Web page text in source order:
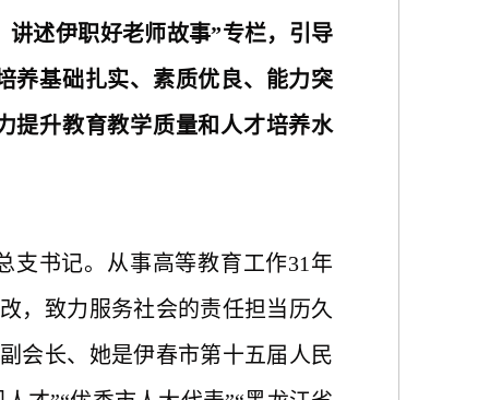
讲述伊职好老师故事”专栏，引导
养基础扎实、素质优良、能力突
提升教育教学质量和人才培养水
支书记。从事高等教育工作31年
，致力服务社会的责任担当历久
会长、她是伊春市第十五届人民